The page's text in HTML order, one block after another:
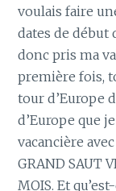
voulais faire
dates de début
donc pris ma
première fois,
tour d’Europe
d’Europe que
vacancière
GRAND SAUT
MOIS. Et